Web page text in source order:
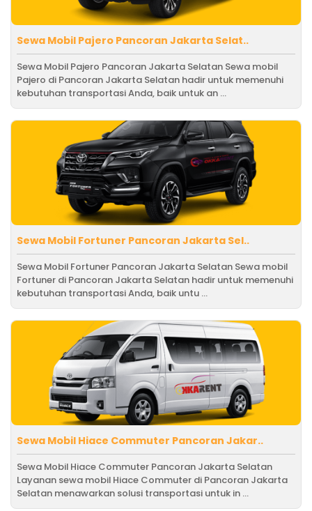
Sewa Mobil Pajero Pancoran Jakarta Selat..
Sewa Mobil Pajero Pancoran Jakarta Selatan Sewa mobil
Pajero di Pancoran Jakarta Selatan hadir untuk memenuhi
kebutuhan transportasi Anda, baik untuk an ...
Sewa Mobil Fortuner Pancoran Jakarta Sel..
Sewa Mobil Fortuner Pancoran Jakarta Selatan Sewa mobil
Fortuner di Pancoran Jakarta Selatan hadir untuk memenuhi
kebutuhan transportasi Anda, baik untu ...
Sewa Mobil Hiace Commuter Pancoran Jakar..
Sewa Mobil Hiace Commuter Pancoran Jakarta Selatan
Layanan sewa mobil Hiace Commuter di Pancoran Jakarta
Selatan menawarkan solusi transportasi untuk in ...